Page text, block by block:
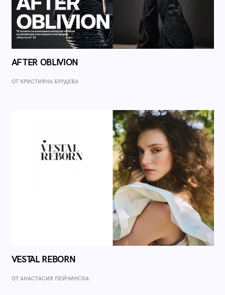
AFTER OBLIVION
ОТ КРИСТИЯНА БУРДЕВА
VESTAL REBORN
ОТ AНАСТАСИЯ ПЕЙЧИНСКА